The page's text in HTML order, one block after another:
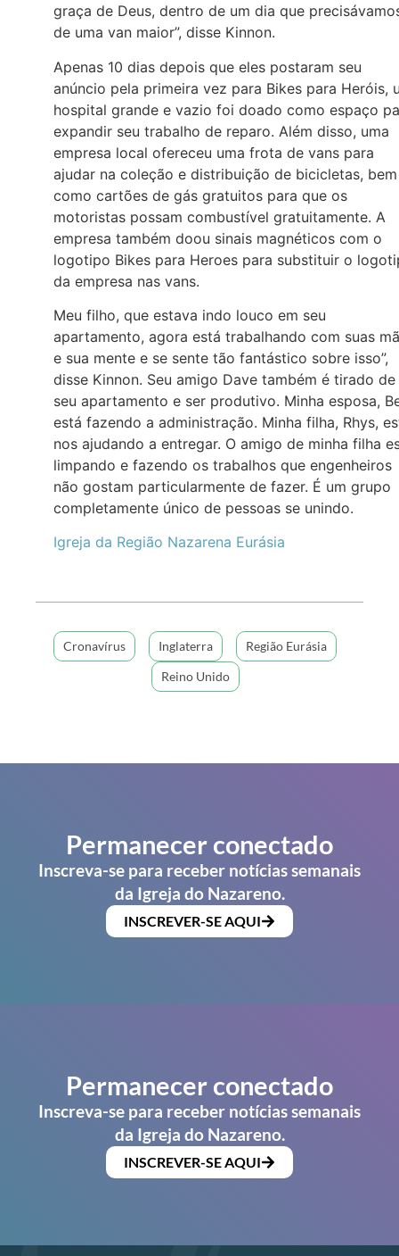
graça de Deus, dentro de um dia que
de uma van maior”, disse Kinnon.
Apenas 10 dias depois que eles postaram seu
anúncio pela primeira vez para Bikes para Heróis,
hospital grande e vazio foi doado como espaço
expandir seu trabalho de reparo. Além disso, uma
empresa local ofereceu uma frota de vans para
ajudar na coleção e distribuição de bicicletas, bem
como cartões de gás gratuitos para que os
motoristas possam combustível gratuitamente. A
empresa também doou sinais magnéticos com o
logotipo Bikes para Heroes para substituir o
da empresa nas vans.
Meu filho, que estava indo louco em seu
apartamento, agora está trabalhando com suas
e sua mente e se sente tão fantástico sobre isso”,
disse Kinnon. Seu amigo Dave também é tirado de
seu apartamento e ser produtivo. Minha esposa,
está fazendo a administração. Minha filha, Rhys,
nos ajudando a entregar. O amigo de minha filha
limpando e fazendo os trabalhos que engenheiros
não gostam particularmente de fazer. É um grupo
completamente único de pessoas se unindo.
Igreja da Região Nazarena Eurásia
Cronavírus Inglaterra
Região Eurásia
Reino Unido
Permanecer conectado
Inscreva-se para receber notícias semanais
da Igreja do Nazareno.
INSCREVER-SE AQUI
Permanecer conectado
Inscreva-se para receber notícias semanais
da Igreja do Nazareno.
INSCREVER-SE AQUI